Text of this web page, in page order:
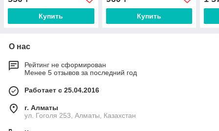
Купить Купить
О нас
Рейтинг не сформирован
Менее 5 отзывов за последний год
Работает с 25.04.2016
г. Алматы
ул. Гоголя 253, Алматы, Казахстан